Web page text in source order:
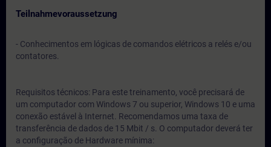
Teilnahmevoraussetzung
- Conhecimentos em lógicas de comandos elétricos a relés e/ou
contatores.
Requisitos técnicos: Para este treinamento, você precisará de
um computador com Windows 7 ou superior, Windows 10 e uma
conexão estável à Internet. Recomendamos uma taxa de
transferência de dados de 15 Mbit / s. O computador deverá ter
a configuração de Hardware mínima: